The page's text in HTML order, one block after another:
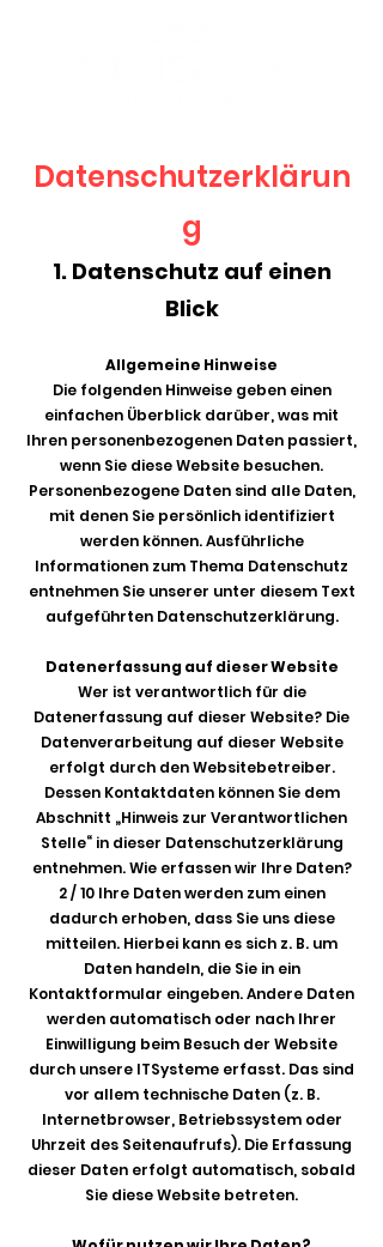
Datenschutzerklärun
g
1. Datenschutz auf einen
Blick
Allgemeine Hinweise
Die folgenden Hinweise geben einen
einfachen Überblick darüber, was mit
Ihren personenbezogenen Daten passiert,
wenn Sie diese Website besuchen.
Personenbezogene Daten sind alle Daten,
mit denen Sie persönlich identifiziert
werden können. Ausführliche
Informationen zum Thema Datenschutz
entnehmen Sie unserer unter diesem Text
aufgeführten Datenschutzerklärung.
Datenerfassung auf dieser Website
Wer ist verantwortlich für die
Datenerfassung auf dieser Website? Die
Datenverarbeitung auf dieser Website
erfolgt durch den Websitebetreiber.
Dessen Kontaktdaten können Sie dem
Abschnitt „Hinweis zur Verantwortlichen
Stelle“ in dieser Datenschutzerklärung
entnehmen. Wie erfassen wir Ihre Daten?
2 / 10 Ihre Daten werden zum einen
dadurch erhoben, dass Sie uns diese
mitteilen. Hierbei kann es sich z. B. um
Daten handeln, die Sie in ein
Kontaktformular eingeben. Andere Daten
werden automatisch oder nach Ihrer
Einwilligung beim Besuch der Website
durch unsere ITSysteme erfasst. Das sind
vor allem technische Daten (z. B.
Internetbrowser, Betriebssystem oder
Uhrzeit des Seitenaufrufs). Die Erfassung
dieser Daten erfolgt automatisch, sobald
Sie diese Website betreten.